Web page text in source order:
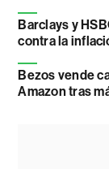
Barclays y
contra la
Bezos vende
Amazon tras